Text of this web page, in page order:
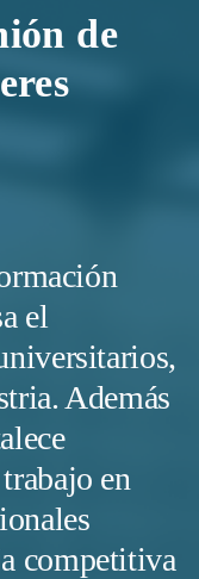
de
el
Además
en
competitiva